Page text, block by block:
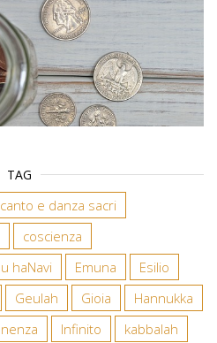
TAG
canto e danza sacri
coscienza
haNavi Emuna
Esilio
Geulah Gioia
Hannukka
Infinito
kabbalah